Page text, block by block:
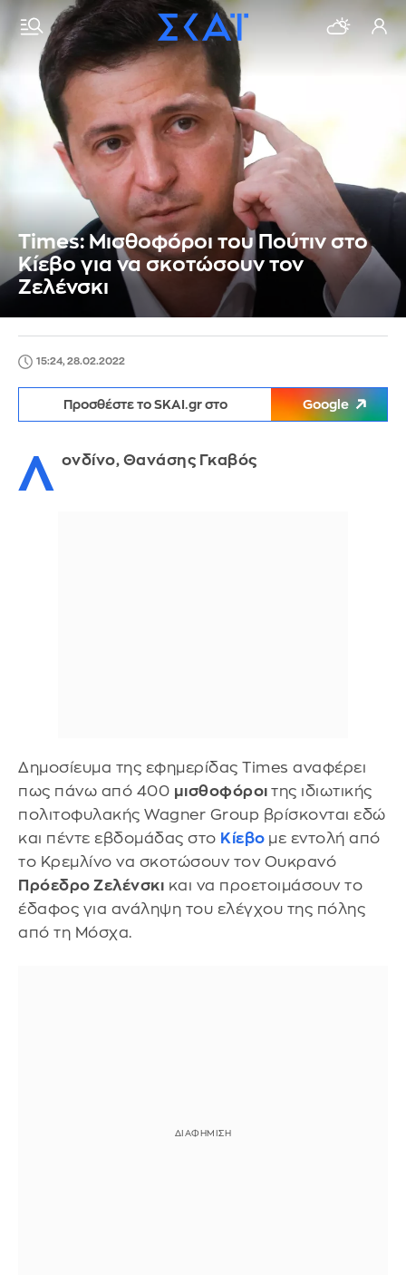
Times: Μισθοφόροι του Πούτιν στο
Κίεβο για να σκοτώσουν τον
Ζελένσκι
15:24, 28.02.2022
Προσθέστε το SKAI.gr στο Google
Λ ονδίνο, Θανάσης Γκαβός
Δημοσίευμα της εφημερίδας Times αναφέρει
πως πάνω από 400 μισθοφόροι της ιδιωτικής
πολιτοφυλακής Wagner Group βρίσκονται εδώ
και πέντε εβδομάδας στο Κίεβο με εντολή από
το Κρεμλίνο να σκοτώσουν τον Ουκρανό
Πρόεδρο Ζελένσκι και να προετοιμάσουν το
έδαφος για ανάληψη του ελέγχου της πόλης
από τη Μόσχα.